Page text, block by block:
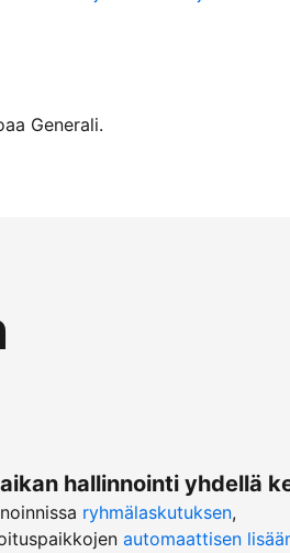
Generali.
hallinnointi yhdellä
ryhmälaskutuksen,
automaattisen